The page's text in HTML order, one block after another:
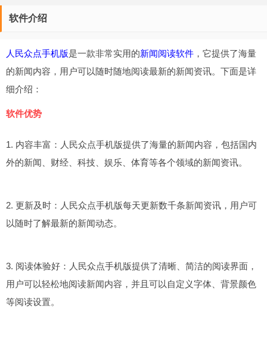
软件介绍
人民众点手机版是一款非常实用的新闻阅读软件 ，它提供了海量
的新闻内容，用户可以随时随地阅读最新的新闻资讯。下面是详
细介绍：
软件优势
1. 内容丰富：人民众点手机版提供了海量的新闻内容，包括国内
外的新闻、财经、科技、娱乐、体育等各个领域的新闻资讯。
2. 更新及时：人民众点手机版每天更新数千条新闻资讯，用户可
以随时了解最新的新闻动态。
3. 阅读体验好：人民众点手机版提供了清晰、简洁的阅读界面，
用户可以轻松地阅读新闻内容，并且可以自定义字体、背景颜色
等阅读设置。